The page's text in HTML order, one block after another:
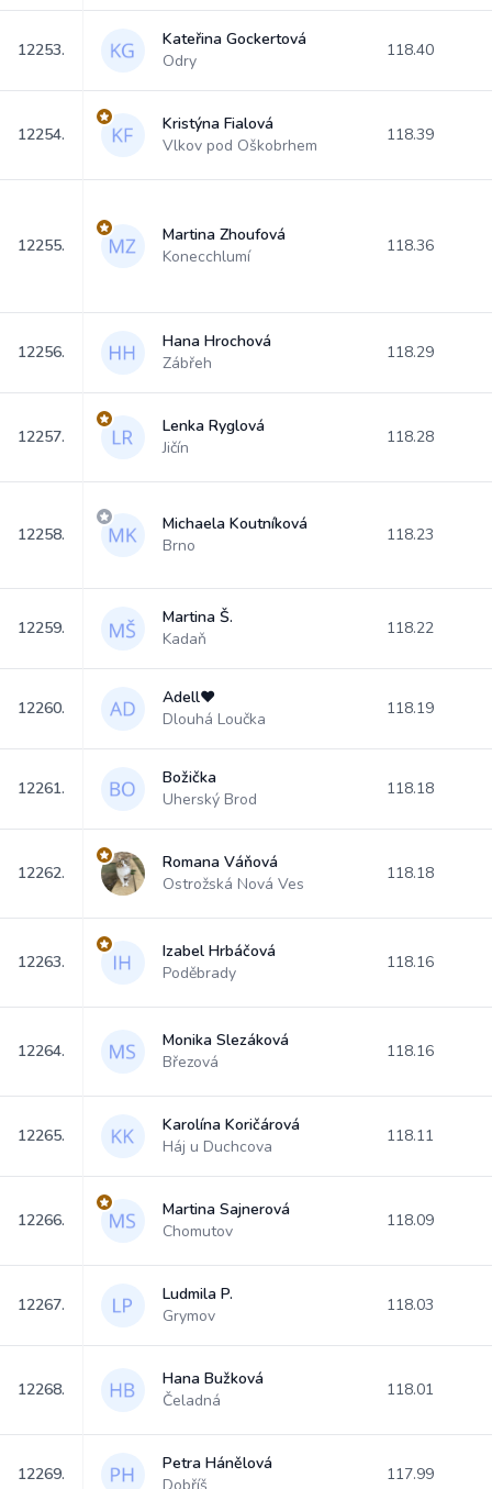
12253.
Kateřina Gockertová
Odry
118.40
12254.
Kristýna Fialová
Vlkov pod Oškobrhem
118.39
12255.
Martina Zhoufová
Konecchlumí
118.36
12256.
Hana Hrochová
Zábřeh
118.29
12257.
Lenka Ryglová
Jičín
118.28
12258.
Michaela Koutníková
Brno
118.23
12259.
Martina Š.
Kadaň
118.22
12260.
Adell♥️
Dlouhá Loučka
118.19
12261.
Božička
Uherský Brod
118.18
12262.
Romana Váňová
Ostrožská Nová Ves
118.18
12263.
Izabel Hrbáčová
Poděbrady
118.16
12264.
Monika Slezáková
Březová
118.16
12265.
Karolína Koričárová
Háj u Duchcova
118.11
12266.
Martina Sajnerová
Chomutov
118.09
12267.
Ludmila P.
Grymov
118.03
12268.
Hana Bužková
Čeladná
118.01
12269.
Petra Hánělová
117.99